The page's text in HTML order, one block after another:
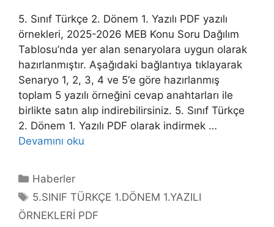
5. Sınıf Türkçe 2. Dönem 1. Yazılı PDF yazılı
örnekleri, 2025-2026 MEB Konu Soru Dağılım
Tablosu’nda yer alan senaryolara uygun olarak
hazırlanmıştır. Aşağıdaki bağlantıya tıklayarak
Senaryo 1, 2, 3, 4 ve 5‘e göre hazırlanmış
toplam 5 yazılı örneğini cevap anahtarları ile
birlikte satın alıp indirebilirsiniz. 5. Sınıf Türkçe
2. Dönem 1. Yazılı PDF olarak indirmek …
Devamını oku
Kategoriler
Haberler
Etiketler
5.SINIF TÜRKÇE 1.DÖNEM 1.YAZILI
ÖRNEKLERİ PDF